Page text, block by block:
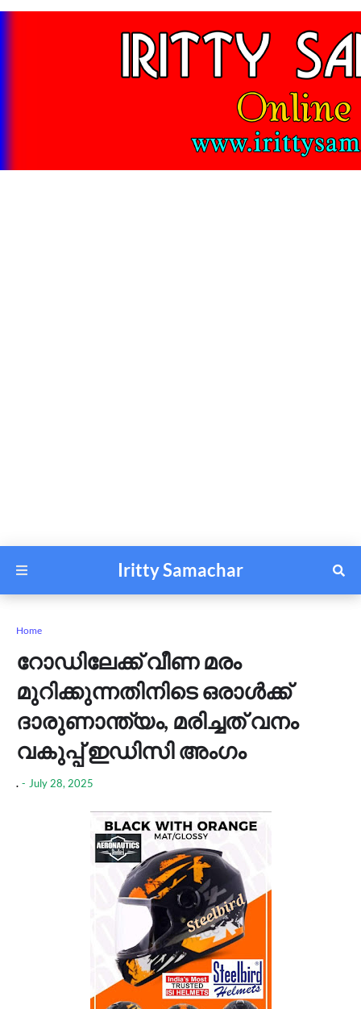
Iritty Samachar
Home
റോഡിലേക്ക് വീണ മരം
മുറിക്കുന്നതിനിടെ ഒരാൾക്ക്
ദാരുണാന്ത്യം, മരിച്ചത് വനം
വകുപ്പ് ഇഡിസി അംഗം
. - July 28, 2025